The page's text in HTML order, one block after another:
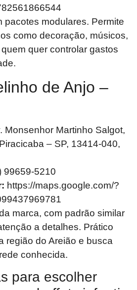
pacotes modulares. Permite
como decoração, músicos,
quer controlar gastos
de Anjo –
Monsenhor Martinho Salgot,
– SP, 13414-040,
99659-5210
https://maps.google.com/?
marca, com padrão similar
a detalhes. Prático
região do Areião e busca
conhecida.
para escolher